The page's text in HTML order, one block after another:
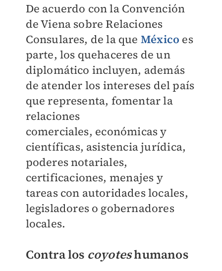
De acuerdo con la Convención
de Viena sobre Relaciones
Consulares, de la que México es
parte, los quehaceres de un
diplomático incluyen, además
de atender los intereses del país
que representa, fomentar la
relaciones
comerciales, económicas y
científicas, asistencia jurídica,
poderes notariales,
certificaciones, menajes y
tareas con autoridades locales,
legisladores o gobernadores
locales.
Contra los coyoteshumanos